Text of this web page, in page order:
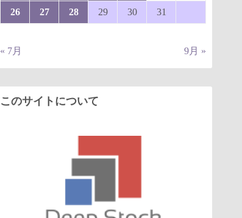
26 27 28 29 30 31
« 7月 9月 »
このサイトについて